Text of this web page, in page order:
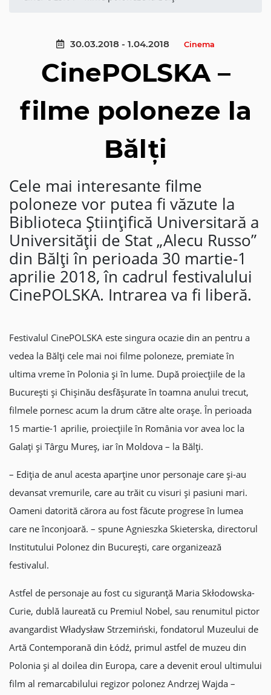
30.03.2018 - 1.04.2018 Cinema
CinePOLSKA –
filme poloneze la
Bălți
Cele mai interesante filme
poloneze vor putea fi văzute la
Biblioteca Științifică Universitară a
Universității de Stat „Alecu Russo”
din Bălți în perioada 30 martie-1
aprilie 2018, în cadrul festivalului
CinePOLSKA. Intrarea va fi liberă.
Festivalul CinePOLSKA este singura ocazie din an pentru a
vedea la Bălți cele mai noi filme poloneze, premiate în
ultima vreme în Polonia și în lume. După proiecțiile de la
București și Chișinău desfășurate în toamna anului trecut,
filmele pornesc acum la drum către alte orașe. În perioada
15 martie-1 aprilie, proiecțiile în România vor avea loc la
Galați și Târgu Mureș, iar în Moldova – la Bălți.
– Ediția de anul acesta aparține unor personaje care și-au
devansat vremurile, care au trăit cu visuri și pasiuni mari.
Oameni datorită cărora au fost făcute progrese în lumea
care ne înconjoară. – spune Agnieszka Skieterska, directorul
Institutului Polonez din București, care organizează
festivalul.
Astfel de personaje au fost cu siguranță Maria Skłodowska-
Curie, dublă laureată cu Premiul Nobel, sau renumitul pictor
avangardist Władysław Strzemiński, fondatorul Muzeului de
Artă Contemporană din Łódź, primul astfel de muzeu din
Polonia și al doilea din Europa, care a devenit eroul ultimului
film al remarcabilului regizor polonez Andrzej Wajda –